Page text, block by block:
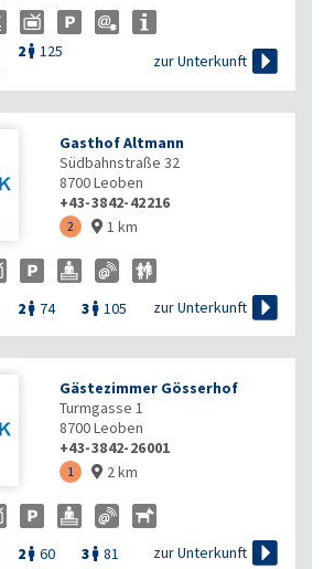
2  125
zur Unterkunft 
Gasthof Altmann
Südbahnstraße 32
8700Leoben
+43-3842-42216
2  1 km
2  74 3  105 zur Unterkunft 
Gästezimmer Gösserhof
Turmgasse 1
8700Leoben
+43-3842-26001
1  2 km
2  60 3  81 zur Unterkunft 